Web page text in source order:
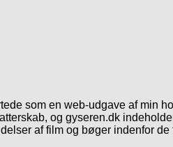
som en web-udgave af min
og gyseren.dk
af film og bøger indenfor